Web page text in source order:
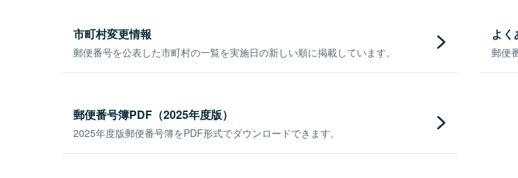
市町村変更情報
郵便番号を公表した市町村の一覧を実施日の新しい順に掲載しています。
よ
郵便
郵便番号簿PDF（2025年度版）
2025年度版郵便番号簿をPDF形式でダウンロードできます。